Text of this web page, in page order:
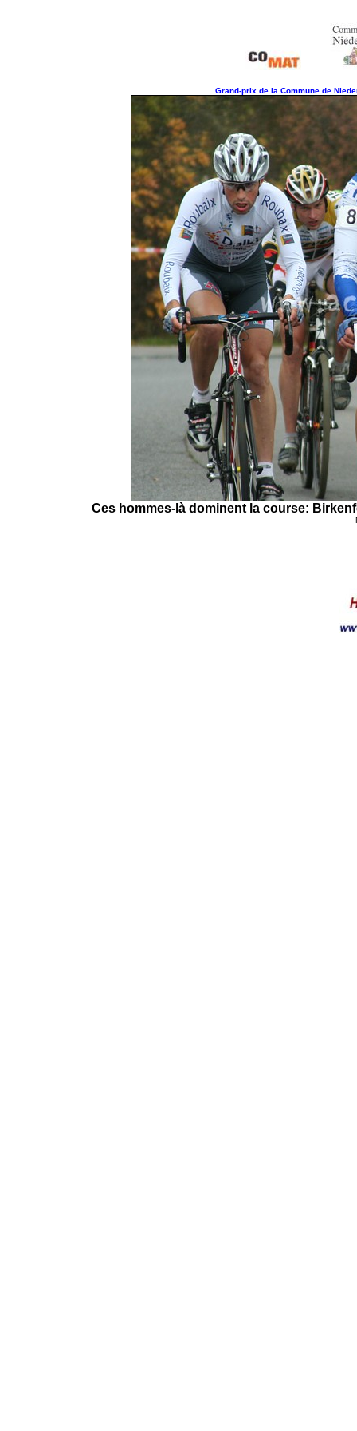
Grand-prix de la Commune de
Ces hommes-là dominent la course: